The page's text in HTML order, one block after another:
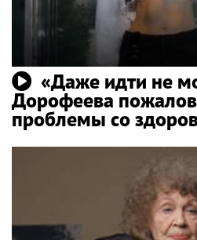
«Даже идти не
Дорофеева
проблемы со